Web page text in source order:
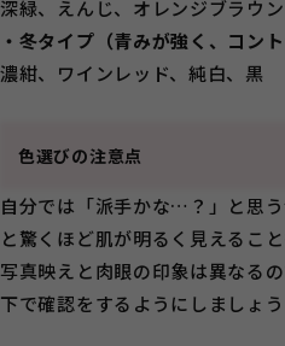
深緑、えんじ、オレンジブラウン
・冬タイプ（青みが強く、コン
濃紺、ワインレッド、純白、黒
色選びの注意点
自分では「派手かな…？」と思
と驚くほど肌が明るく見えること
写真映えと肉眼の印象は異なる
下で確認をするようにしましょう